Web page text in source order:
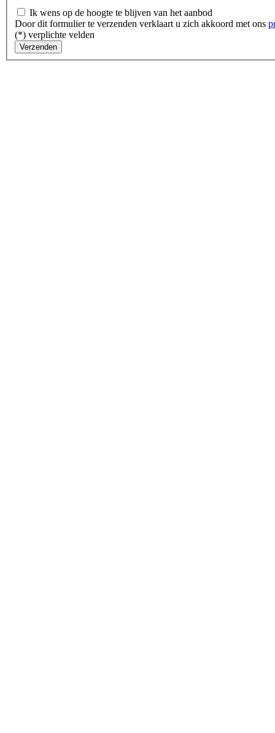
Ik wens op de hoogte te blijven van het aanbod
Door dit formulier te verzenden verklaart u zich akkoord met ons
(*) verplichte velden
Verzenden